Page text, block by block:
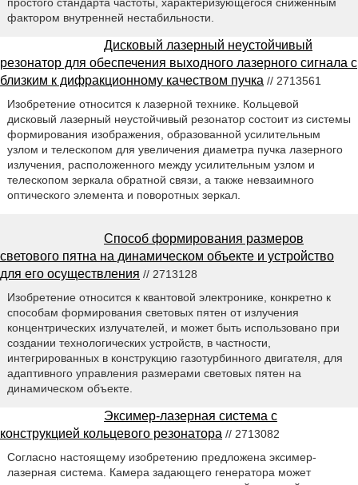
простого стандарта частоты, характеризующегося сниженным
фактором внутренней нестабильности.
Дисковый лазерный неустойчивый
резонатор для обеспечения выходного лазерного сигнала с
близким к дифракционному качеством пучка // 2713561
Изобретение относится к лазерной технике. Кольцевой
дисковый лазерный неустойчивый резонатор состоит из системы
формирования изображения, образованной усилительным
узлом и телескопом для увеличения диаметра пучка лазерного
излучения, расположенного между усилительным узлом и
телескопом зеркала обратной связи, а также невзаимного
оптического элемента и поворотных зеркал.
Способ формирования размеров
светового пятна на динамическом объекте и устройство
для его осуществления // 2713128
Изобретение относится к квантовой электронике, конкретно к
способам формирования световых пятен от излучения
концентрических излучателей, и может быть использовано при
создании технологических устройств, в частности,
интегрированных в конструкцию газотурбинного двигателя, для
адаптивного управления размерами световых пятен на
динамическом объекте.
Эксимер-лазерная система с
конструкцией кольцевого резонатора // 2713082
Согласно настоящему изобретению предложена эксимер-
лазерная система. Камера задающего генератора может